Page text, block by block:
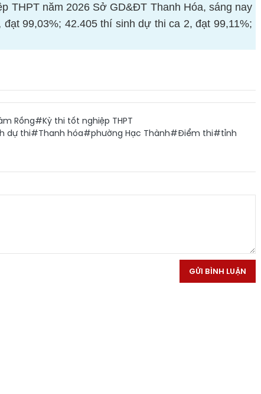
THPT năm 2026 Sở GD&ĐT Thanh Hóa, sáng nay
99,03%; 42.405 thí sinh dự thi ca 2, đạt 99,11%;
Rồng#Kỳ thi tốt nghiệp THPT
dự thi#Thanh hóa#phường Hạc Thành#Điểm thi#tỉnh
GỬI BÌNH LUẬN